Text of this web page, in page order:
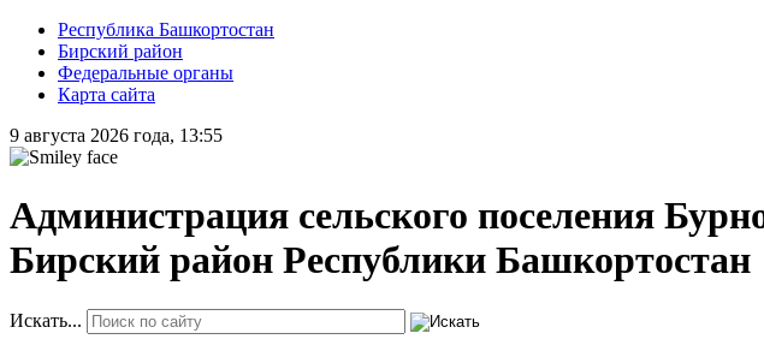
Республика Башкортостан
Бирский район
Федеральные органы
Карта сайта
9 августа 2026 года, 13:55
Администрация сельского поселения
Бирский район Республики Башкортостан
Искать...